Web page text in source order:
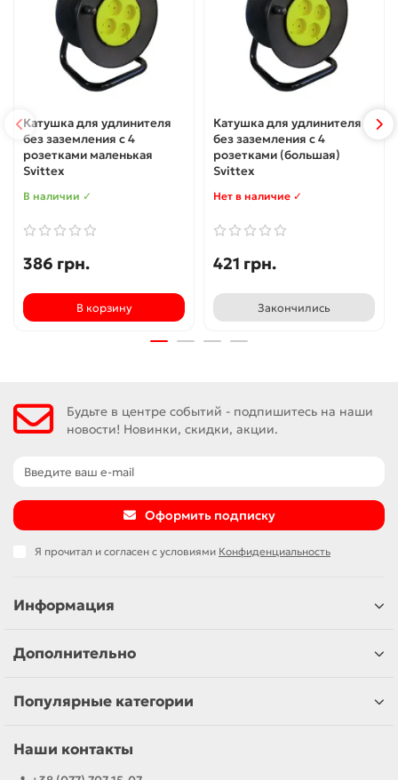
Катушка для удлинителя
без заземления с 4
розетками маленькая
Svittex
В наличии ✓
386 грн.
В корзину
Катушка для удлинителя
без заземления с 4
розетками (большая)
Svittex
Нет в наличие ✓
421 грн.
Закончились
Будьте в центре событий - подпишитесь на наши
новости! Новинки, скидки, акции.
Оформить подписку
Я прочитал и согласен с условиями Конфиденциальность
Информация
Дополнительно
Популярные категории
Наши контакты